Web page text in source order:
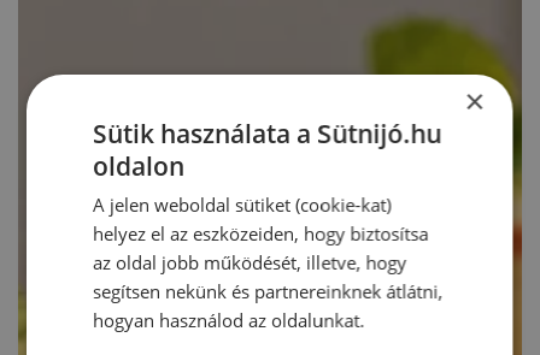
×
Sütik használata a Sütnijó.hu
oldalon
A jelen weboldal sütiket (cookie-kat)
helyez el az eszközeiden, hogy biztosítsa
az oldal jobb működését, illetve, hogy
segítsen nekünk és partnereinknek átlátni,
hogyan használod az oldalunkat.